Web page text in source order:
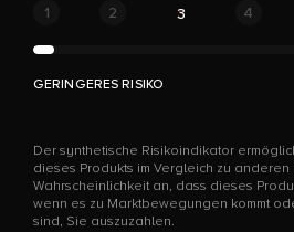
1 2 3 4
GERINGERES RISIKO
Der synthetische Risikoindikator
dieses Produkts im Vergleich zu
Wahrscheinlichkeit an, dass dieses
wenn es zu Marktbewegungen kommt
sind, Sie auszuzahlen.